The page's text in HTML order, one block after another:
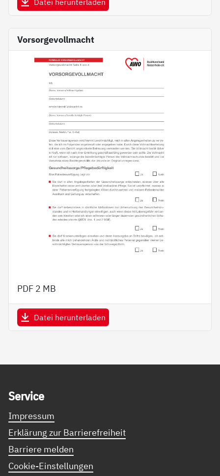
Vorsorgevollmacht
PDF 2 MB
Datei herunterladen
Ser­vice
Impressum
Erklärung zur Barrierefreiheit
Barriere melden
Cookie-Einstellungen